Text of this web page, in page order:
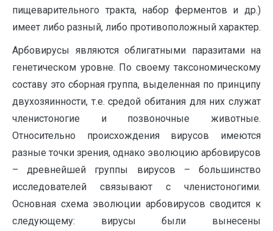
пищеварительного тракта, набор ферментов и др.)
имеет либо разный, либо противоположный характер.
Арбовирусы являются облигатными паразитами на
генетическом уровне. По своему таксономическому
составу это сборная группа, выделенная по принципу
двухозяинности, т.е. средой обитания для них служат
членистоногие и позвоночные животные.
Относительно происхождения вирусов имеются
разные точки зрения, однако эволюцию арбовирусов
– древнейшей группы вирусов – большинство
исследователей связывают с членистоногими.
Основная схема эволюции арбовирусов сводится к
следующему: вирусы были вынесены